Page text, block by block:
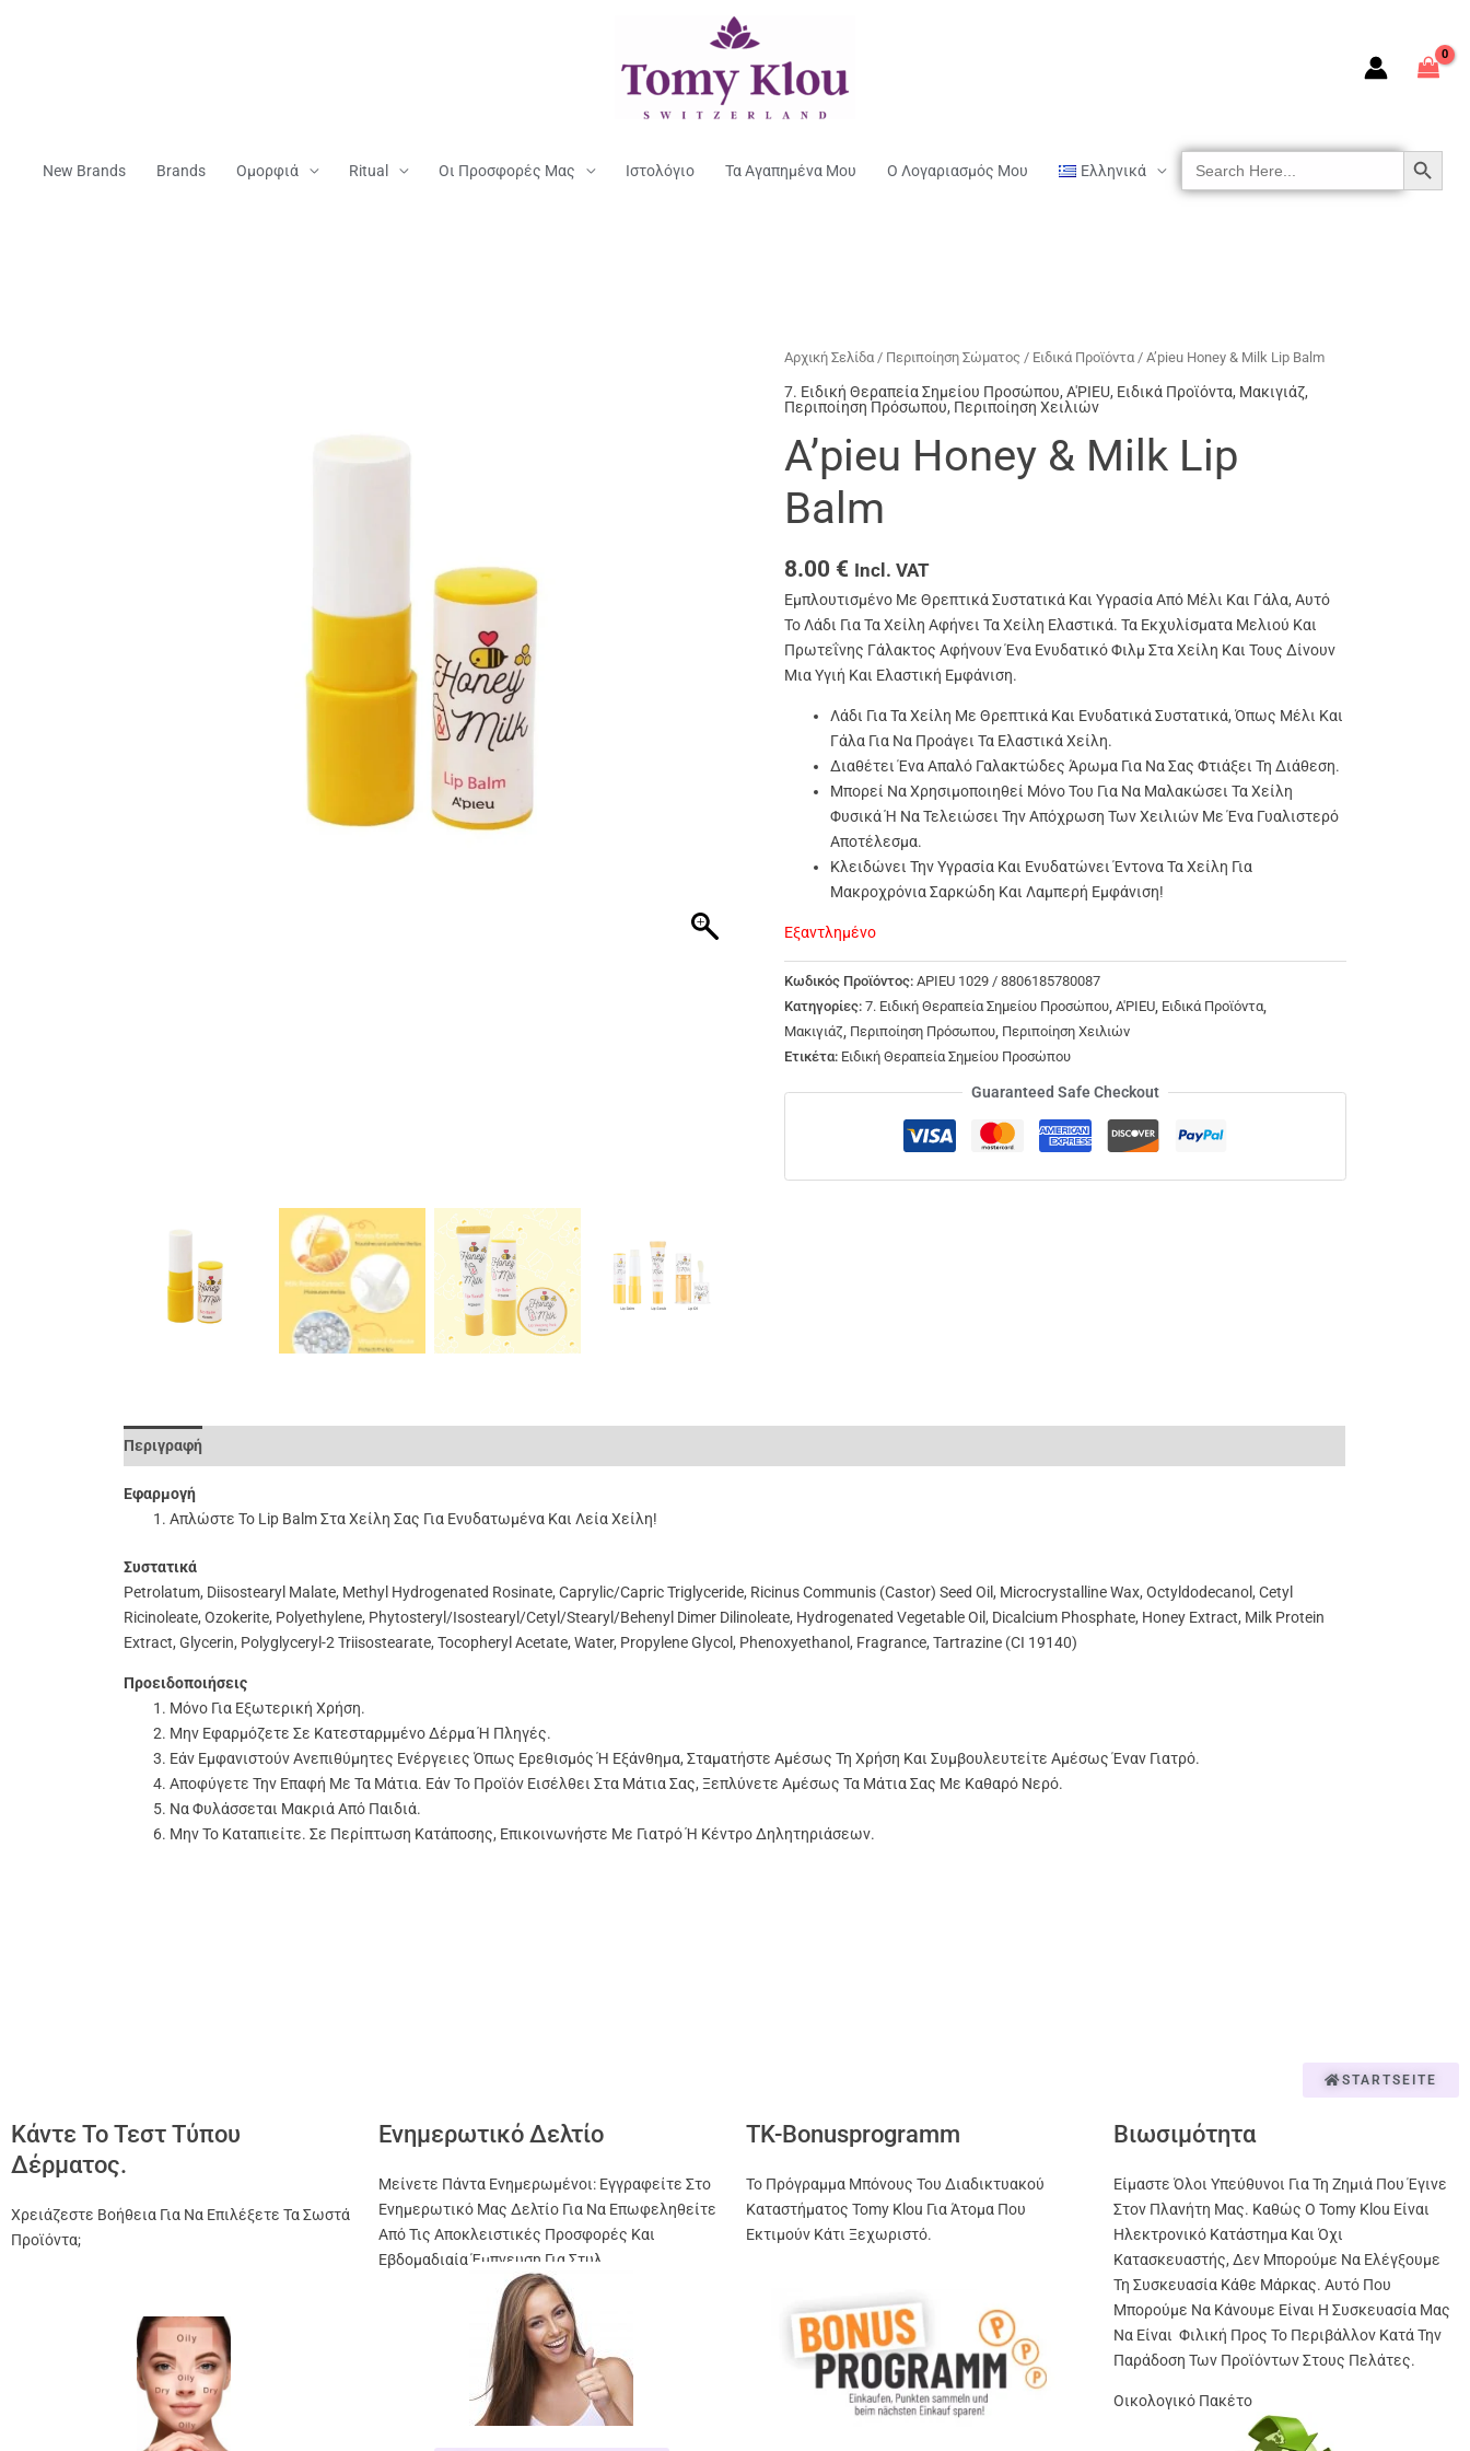
New Brands Brands Ομορφιά Ritual Οι Προσφορές Μας Ιστολόγιο Τα Αγαπημένα Μου Ο Λογαριασμός Μου Ελληνικά
Search
For:
SEARCH BUTTON
Αρχική Σελίδα/ Περιποίηση Σώματος/ Ειδικά Προϊόντα/ A’pieu Honey & Milk Lip Balm
7. Ειδική Θεραπεία Σημείου Προσώπου, A'PIEU, Ειδικά Προϊόντα, Μακιγιάζ,
Περιποίηση Πρόσωπου, Περιποίηση Χειλιών
A’pieu Honey & Milk Lip
Balm
8.00 € Incl. VAT
Εμπλουτισμένο Με Θρεπτικά Συστατικά Και Υγρασία Από Μέλι Και Γάλα, Αυτό
Το Λάδι Για Τα Χείλη Αφήνει Τα Χείλη Ελαστικά. Τα Εκχυλίσματα Μελιού Και
Πρωτεΐνης Γάλακτος Αφήνουν Ένα Ενυδατικό Φιλμ Στα Χείλη Και Τους Δίνουν
Μια Υγιή Και Ελαστική Εμφάνιση.
Λάδι Για Τα Χείλη Με Θρεπτικά Και Ενυδατικά Συστατικά, Όπως Μέλι Και
Γάλα Για Να Προάγει Τα Ελαστικά Χείλη.
Διαθέτει Ένα Απαλό Γαλακτώδες Άρωμα Για Να Σας Φτιάξει Τη Διάθεση.
Μπορεί Να Χρησιμοποιηθεί Μόνο Του Για Να Μαλακώσει Τα Χείλη
Φυσικά Ή Να Τελειώσει Την Απόχρωση Των Χειλιών Με Ένα Γυαλιστερό
Αποτέλεσμα.
Κλειδώνει Την Υγρασία Και Ενυδατώνει Έντονα Τα Χείλη Για
Μακροχρόνια Σαρκώδη Και Λαμπερή Εμφάνιση!
Εξαντλημένο
Κωδικός Προϊόντος: APIEU 1029 / 8806185780087
Κατηγορίες: 7. Ειδική Θεραπεία Σημείου Προσώπου, A'PIEU, Ειδικά Προϊόντα,
Μακιγιάζ, Περιποίηση Πρόσωπου, Περιποίηση Χειλιών
Ετικέτα: Ειδική Θεραπεία Σημείου Προσώπου
Guaranteed Safe Checkout
Περιγραφή
Εφαρμογή
Απλώστε Το Lip Balm Στα Χείλη Σας Για Ενυδατωμένα Και Λεία Χείλη!
Συστατικά
Petrolatum, Diisostearyl Malate, Methyl Hydrogenated Rosinate, Caprylic/Capric Triglyceride, Ricinus Communis (Castor) Seed Oil, Microcrystalline Wax, Octyldodecanol, Cetyl
Ricinoleate, Ozokerite, Polyethylene, Phytosteryl/Isostearyl/Cetyl/Stearyl/Behenyl Dimer Dilinoleate, Hydrogenated Vegetable Oil, Dicalcium Phosphate, Honey Extract, Milk Protein
Extract, Glycerin, Polyglyceryl-2 Triisostearate, Tocopheryl Acetate, Water, Propylene Glycol, Phenoxyethanol, Fragrance, Tartrazine (CI 19140)
Προειδοποιήσεις
Μόνο Για Εξωτερική Χρήση.
Μην Εφαρμόζετε Σε Κατεσταρμμένο Δέρμα Ή Πληγές.
Εάν Εμφανιστούν Ανεπιθύμητες Ενέργειες Όπως Ερεθισμός Ή Εξάνθημα, Σταματήστε Αμέσως Τη Χρήση Και Συμβουλευτείτε Αμέσως Έναν Γιατρό.
Αποφύγετε Την Επαφή Με Τα Μάτια. Εάν Το Προϊόν Εισέλθει Στα Μάτια Σας, Ξεπλύνετε Αμέσως Τα Μάτια Σας Με Καθαρό Νερό.
Να Φυλάσσεται Μακριά Από Παιδιά.
Μην Το Καταπιείτε. Σε Περίπτωση Κατάποσης, Επικοινωνήστε Με Γιατρό Ή Κέντρο Δηλητηριάσεων.
STARTSEITE
Κάντε Το Τεστ Τύπου
Δέρματος.
Χρειάζεστε Βοήθεια Για Να Επιλέξετε Τα Σωστά
Προϊόντα;
Ενημερωτικό Δελτίο
Μείνετε Πάντα Ενημερωμένοι: Εγγραφείτε Στο
Ενημερωτικό Μας Δελτίο Για Να Επωφεληθείτε
Από Τις Αποκλειστικές Προσφορές Και
Εβδομαδιαία Έμπνευση Για Στυλ
TK-Bonusprogramm
Το Πρόγραμμα Μπόνους Του Διαδικτυακού
Καταστήματος Tomy Klou Για Άτομα Που
Εκτιμούν Κάτι Ξεχωριστό.
Βιωσιμότητα
Είμαστε Όλοι Υπεύθυνοι Για Τη Ζημιά Που Έγινε
Στον Πλανήτη Μας. Καθώς Ο Tomy Klou Είναι
Ηλεκτρονικό Κατάστημα Και Όχι
Κατασκευαστής, Δεν Μπορούμε Να Ελέγξουμε
Τη Συσκευασία Κάθε Μάρκας. Αυτό Που
Μπορούμε Να Κάνουμε Είναι Η Συσκευασία Μας
Να Είναι Φιλική Προς Το Περιβάλλον Κατά Την
Παράδοση Των Προϊόντων Στους Πελάτες.
Οικολογικό Πακέτο